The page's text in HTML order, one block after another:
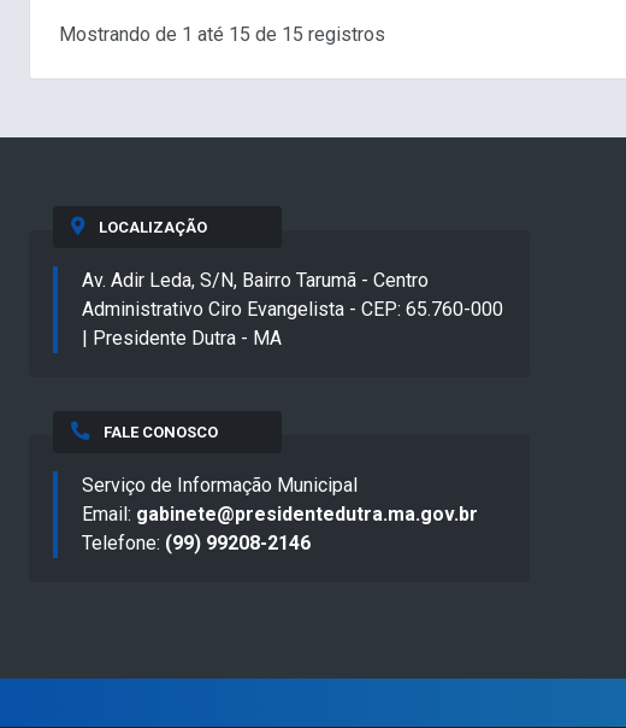
Mostrando de 1 até 15 de 15 registros
LOCALIZAÇÃO
Av. Adir Leda, S/N, Bairro Tarumã - Centro
Administrativo Ciro Evangelista - CEP: 65.760-000
| Presidente Dutra - MA
FALE CONOSCO
Serviço de Informação Municipal
Email: gabinete@presidentedutra.ma.gov.br
Telefone: (99) 99208-2146